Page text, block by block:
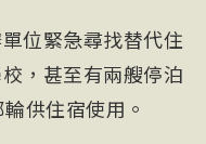
位緊急尋找替代住
，甚至有兩艘停泊
供住宿使用。